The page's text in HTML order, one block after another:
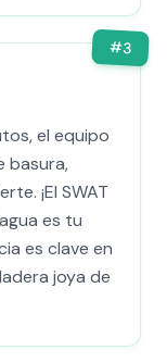
#3
el equipo
basura,
¡El SWAT
es tu
es clave en
joya de